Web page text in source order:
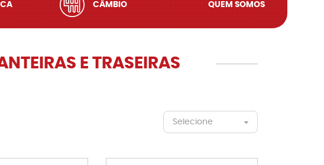
CÂMBIO QUEM SOMOS
E TRASEIRAS
Selecione